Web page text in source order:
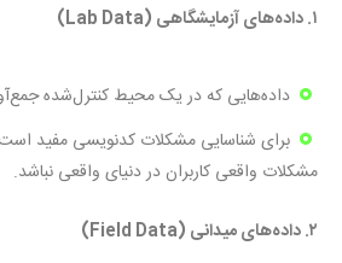
۱. داده‌های آزمایشگاهی (Lab Data)
داده‌هایی که در یک محیط کنترل‌شده
برای شناسایی مشکلات کدنویسی مفید
مشکلات واقعی کاربران در دنیای واقعی نباشد.
۲. داده‌های میدانی (Field Data)